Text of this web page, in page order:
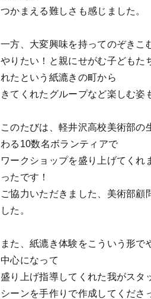
つかまえる難しさも感じました。
一方、大変興味を持ってのぞきこ
やりたい！と親にせがむ子どもた
れたという紙漉きの町から
きてくれたグループなど楽しむ姿
このたびは、軽井沢高校美術部の
わる10数名ボランティアで
ワークショップを盛り上げてくれ
ったです！
ご協力いただきました、美術部顧
した。
また、紙漉き体験をこういう形
中心になって
盛り上げ指導してくれた我がスタ
シーンを手作りで作成してくださ